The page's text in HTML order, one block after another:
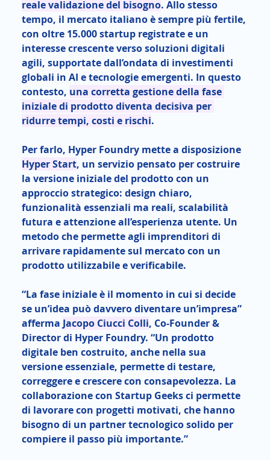
reale validazione del bisogno. Allo stesso
tempo, il mercato italiano è sempre più fertile,
con oltre 15.000 startup registrate e un
interesse crescente verso soluzioni digitali
agili, supportate dall’ondata di investimenti
globali in AI e tecnologie emergenti. In questo
contesto, una corretta gestione della fase
iniziale di prodotto diventa decisiva per
ridurre tempi, costi e rischi.
Per farlo, Hyper Foundry mette a disposizione
Hyper Start, un servizio pensato per costruire
la versione iniziale del prodotto con un
approccio strategico: design chiaro,
funzionalità essenziali ma reali, scalabilità
futura e attenzione all’esperienza utente. Un
metodo che permette agli imprenditori di
arrivare rapidamente sul mercato con un
prodotto utilizzabile e verificabile.
“La fase iniziale è il momento in cui si decide
se un’idea può davvero diventare un’impresa”
afferma Jacopo Ciucci Colli, Co-Founder &
Director di Hyper Foundry. “Un prodotto
digitale ben costruito, anche nella sua
versione essenziale, permette di testare,
correggere e crescere con consapevolezza. La
collaborazione con Startup Geeks ci permette
di lavorare con progetti motivati, che hanno
bisogno di un partner tecnologico solido per
compiere il passo più importante.”